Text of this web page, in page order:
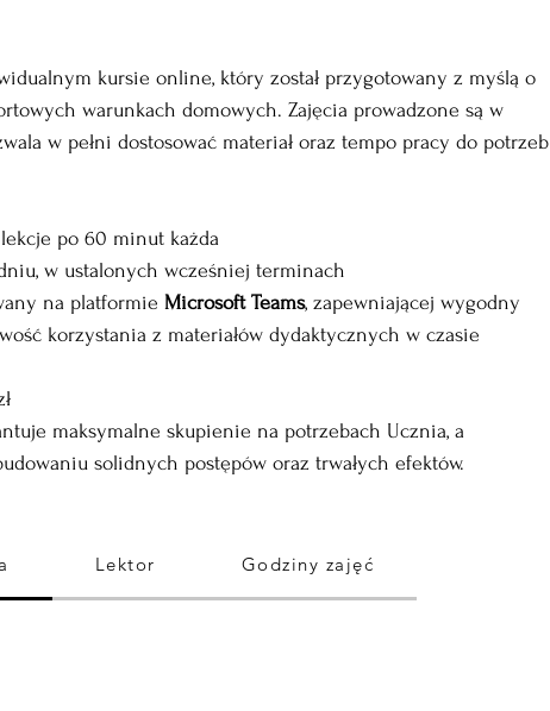
kursie online, który został przygotowany z myślą o
warunkach domowych. Zajęcia prowadzone są w
w pełni dostosować materiał oraz tempo pracy do potrzeb
po 60 minut każda
w ustalonych wcześniej terminach
na platformie Microsoft Teams, zapewniającej wygodny
korzystania z materiałów dydaktycznych w czasie
maksymalne skupienie na potrzebach Ucznia, a
solidnych postępów oraz trwałych efektów.
Lektor Godziny zajęć